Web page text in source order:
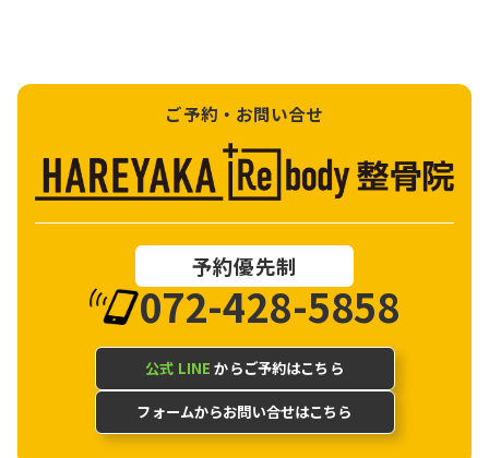
ご予約・お問い合せ
予約優先制
072-428-5858
公式 LINE からご予約はこちら
フォームからお問い合せはこちら